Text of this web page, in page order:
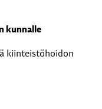
kunnalle
kiinteistöhoidon